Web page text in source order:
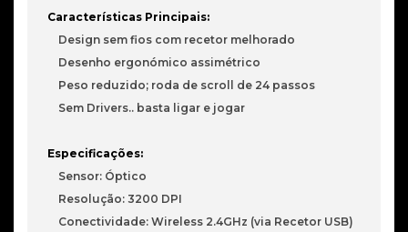
Wireless
3200DPI
Preto
Características Principais:
Design sem fios com recetor melhorado
Desenho ergonómico assimétrico
Peso reduzido; roda de scroll de 24 passos
Sem Drivers.. basta ligar e jogar
Especificações:
Sensor: Óptico
Resolução: 3200 DPI
Conectividade: Wireless 2.4GHz (via Recetor USB)